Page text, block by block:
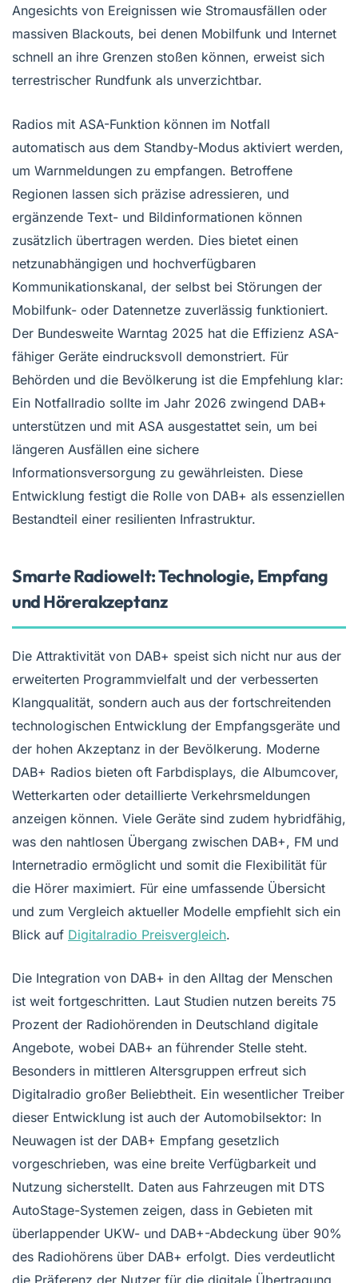
Angesichts von Ereignissen wie Stromausfällen oder
massiven Blackouts, bei denen Mobilfunk und Internet
schnell an ihre Grenzen stoßen können, erweist sich
terrestrischer Rundfunk als unverzichtbar.
Radios mit ASA-Funktion können im Notfall
automatisch aus dem Standby-Modus aktiviert werden,
um Warnmeldungen zu empfangen. Betroffene
Regionen lassen sich präzise adressieren, und
ergänzende Text- und Bildinformationen können
zusätzlich übertragen werden. Dies bietet einen
netzunabhängigen und hochverfügbaren
Kommunikationskanal, der selbst bei Störungen der
Mobilfunk- oder Datennetze zuverlässig funktioniert.
Der Bundesweite Warntag 2025 hat die Effizienz ASA-
fähiger Geräte eindrucksvoll demonstriert. Für
Behörden und die Bevölkerung ist die Empfehlung klar:
Ein Notfallradio sollte im Jahr 2026 zwingend DAB+
unterstützen und mit ASA ausgestattet sein, um bei
längeren Ausfällen eine sichere
Informationsversorgung zu gewährleisten. Diese
Entwicklung festigt die Rolle von DAB+ als essenziellen
Bestandteil einer resilienten Infrastruktur.
Smarte Radiowelt: Technologie, Empfang
und Hörerakzeptanz
Die Attraktivität von DAB+ speist sich nicht nur aus der
erweiterten Programmvielfalt und der verbesserten
Klangqualität, sondern auch aus der fortschreitenden
technologischen Entwicklung der Empfangsgeräte und
der hohen Akzeptanz in der Bevölkerung. Moderne
DAB+ Radios bieten oft Farbdisplays, die Albumcover,
Wetterkarten oder detaillierte Verkehrsmeldungen
anzeigen können. Viele Geräte sind zudem hybridfähig,
was den nahtlosen Übergang zwischen DAB+, FM und
Internetradio ermöglicht und somit die Flexibilität für
die Hörer maximiert. Für eine umfassende Übersicht
und zum Vergleich aktueller Modelle empfiehlt sich ein
Blick auf Digitalradio Preisvergleich.
Die Integration von DAB+ in den Alltag der Menschen
ist weit fortgeschritten. Laut Studien nutzen bereits 75
Prozent der Radiohörenden in Deutschland digitale
Angebote, wobei DAB+ an führender Stelle steht.
Besonders in mittleren Altersgruppen erfreut sich
Digitalradio großer Beliebtheit. Ein wesentlicher Treiber
dieser Entwicklung ist auch der Automobilsektor: In
Neuwagen ist der DAB+ Empfang gesetzlich
vorgeschrieben, was eine breite Verfügbarkeit und
Nutzung sicherstellt. Daten aus Fahrzeugen mit DTS
AutoStage-Systemen zeigen, dass in Gebieten mit
überlappender UKW- und DAB+-Abdeckung über 90%
des Radiohörens über DAB+ erfolgt. Dies verdeutlicht